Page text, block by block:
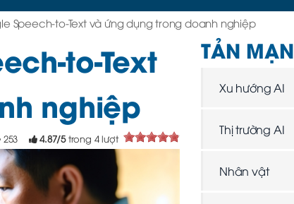
Speech-to-Text và ứng dụng trong doanh nghiệp
to-Text
nghiệp
253 4.87/5 trong 4lượt
TẢN MẠN
Xu hướng AI
Thị trường AI
Nhân vật